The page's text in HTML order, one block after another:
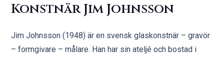
Konstnär Jim Johnsson
Jim Johnsson (1948) är en svensk glaskonstnär – gravör
– formgivare – målare. Han har sin ateljé och bostad i